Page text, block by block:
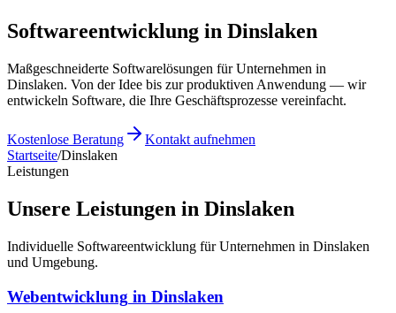
Softwareentwicklung in Dinslaken
Maßgeschneiderte Softwarelösungen für Unternehmen in
Dinslaken. Von der Idee bis zur produktiven Anwendung — wir
entwickeln Software, die Ihre Geschäftsprozesse vereinfacht.
Kostenlose Beratung
Kontakt aufnehmen
Startseite/Dinslaken
Leistungen
Unsere Leistungen in Dinslaken
Individuelle Softwareentwicklung für Unternehmen in Dinslaken
und Umgebung.
Webentwicklung in Dinslaken